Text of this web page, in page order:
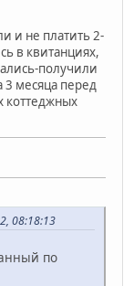
и не платить 2-
в квитанциях,
получили
3 месяца перед
коттеджных
08:18:13
по